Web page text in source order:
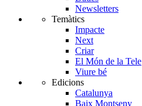
Newsletters
Temàtics
Impacte
Next
Criar
El Món de la Tele
Viure bé
Edicions
Catalunya
Baix Montseny